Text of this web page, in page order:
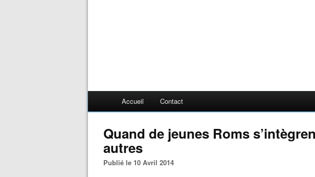
Accueil Contact
Quand de jeunes Roms
autres
Publié le 10 Avril 2014